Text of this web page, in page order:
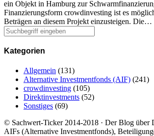
ein Objekt in Hamburg zur
Finanzierungsform crowdinvesting ist es
Beträgen an diesem Projekt einzusteigen. Die…
Kategorien
Allgemein (131)
Alternative Investmentfonds (AIF) (241)
crowdinvesting (105)
Direktinvestments (52)
Sonstiges (69)
© Sachwert-Ticker 2014-2018 · Der Blog über
AIFs (Alternative Investmentfonds),